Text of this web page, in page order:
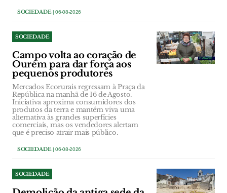
SOCIEDADE| 06-08-2026
SOCIEDADE
Campo volta ao coração de
Ourém para dar força aos
pequenos produtores
Mercados Ecorurais regressam à Praça da
República na manhã de 16 de Agosto.
Iniciativa aproxima consumidores dos
produtos da terra e mantém viva uma
alternativa às grandes superfícies
comerciais, mas os vendedores alertam
que é preciso atrair mais público.
SOCIEDADE| 06-08-2026
SOCIEDADE